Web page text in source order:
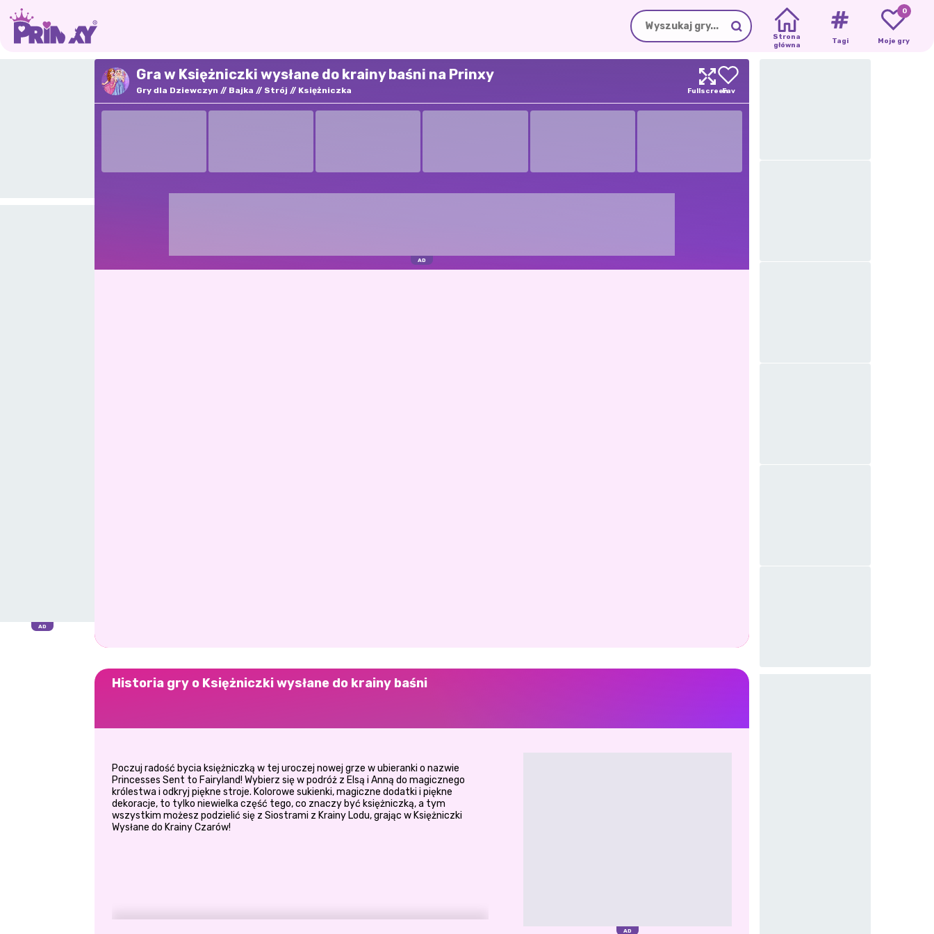
Strona
główna
Tagi
0
Moje gry
Gra w Księżniczki wysłane do krainy baśni na Prinxy
Gry dla Dziewczyn Bajka Strój Księżniczka
Historia gry o Księżniczki wysłane do krainy baśni
Poczuj radość bycia księżniczką w tej uroczej nowej grze w ubieranki o nazwie
Princesses Sent to Fairyland! Wybierz się w podróż z Elsą i Anną do magicznego
królestwa i odkryj piękne stroje. Kolorowe sukienki, magiczne dodatki i piękne
dekoracje, to tylko niewielka część tego, co znaczy być księżniczką, a tym
wszystkim możesz podzielić się z Siostrami z Krainy Lodu, grając w Księżniczki
Wysłane do Krainy Czarów!